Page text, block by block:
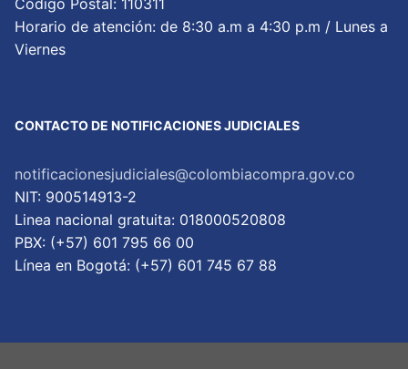
Código Postal: 110311
Horario de atención: de 8:30 a.m a 4:30 p.m / Lunes a
Viernes
CONTACTO DE NOTIFICACIONES JUDICIALES
notificacionesjudiciales@colombiacompra.gov.co
NIT: 900514913-2
Linea nacional gratuita: 018000520808
PBX: (+57) 601 795 66 00
Lí­nea en Bogotá: (+57) 601 745 67 88